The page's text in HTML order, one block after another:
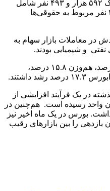
۵۹۴ هزار و ۷۸۰ نفر بود که به تفکیک ۵۹۲ هزار و ۴۹۳ نفر شامل
سهام‌داران حقیقی و دو هزار و ۲۸۷ نفر مربوط به حقوقی‌ها
در معاملات بازار سهام به
و شیمیایی بودند.
شاخص بورس در بازه مذکور ۲۱ درصد، هم‌وزن ۱۵.۸ درصد،
در یک فرآیند افزایشی از
واحد به ۳.۲ میلیون واحد رسیده است. هم‌چنین در
۴.۲ درصد رشد داشت. بورس در یک ماه اخیر نیز
میزان بازدهی را بین بازارهای رقیب